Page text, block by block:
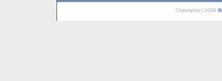
Copyright(c) 2008